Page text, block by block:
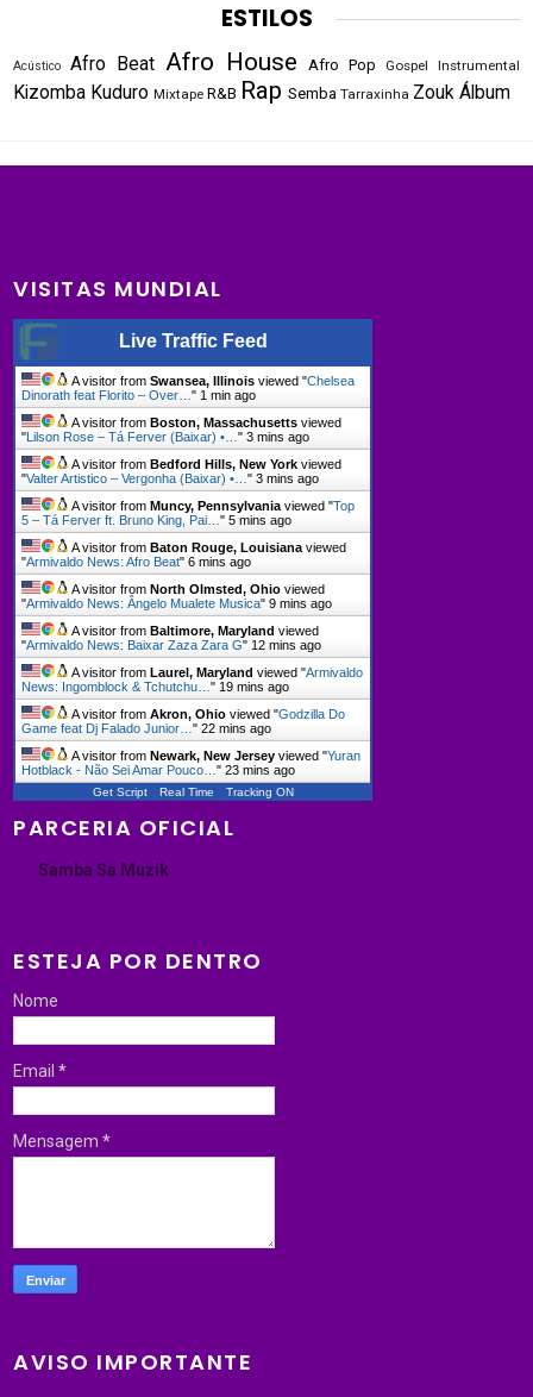
ESTILOS
Acústico Afro Beat Afro House Afro Pop Gospel Instrumental
Kizomba Kuduro Mixtape R&B Rap Semba Tarraxinha Zouk Álbum
VISITAS MUNDIAL
Live Traffic Feed
A visitor fromSwansea, Illinois viewed "Chelsea
Dinorath feat Florito – Over…" 1 min ago
A visitor fromBoston, Massachusetts viewed
"Lilson Rose – Tá Ferver (Baixar) •…"3 mins ago
A visitor fromBedford Hills, New York viewed
"Valter Artistico – Vergonha (Baixar) •…"3 mins ago
A visitor fromMuncy, Pennsylvania viewed "Top
5 – Tá Ferver ft. Bruno King, Pai…"5 mins ago
A visitor fromBaton Rouge, Louisiana viewed
"Armivaldo News: Afro Beat"6 mins ago
A visitor fromNorth Olmsted, Ohio viewed
"Armivaldo News: Ângelo Mualete Musica"9 mins ago
A visitor fromBaltimore, Maryland viewed
"Armivaldo News: Baixar Zaza Zara G" 12 mins ago
A visitor fromLaurel, Maryland viewed "Armivaldo
News: Ingomblock & Tchutchu…" 19 mins ago
A visitor fromAkron, Ohio viewed "Godzilla Do
Game feat Dj Falado Junior…"22 mins ago
A visitor fromNewark, New Jersey viewed "Yuran
Hotblack - Não Sei Amar Pouco…"23 mins ago
Get Script Real Time Tracking ON
PARCERIA OFICIAL
Samba Sa Muzik
ESTEJA POR DENTRO
Nome
Email*
Mensagem*
AVISO IMPORTANTE